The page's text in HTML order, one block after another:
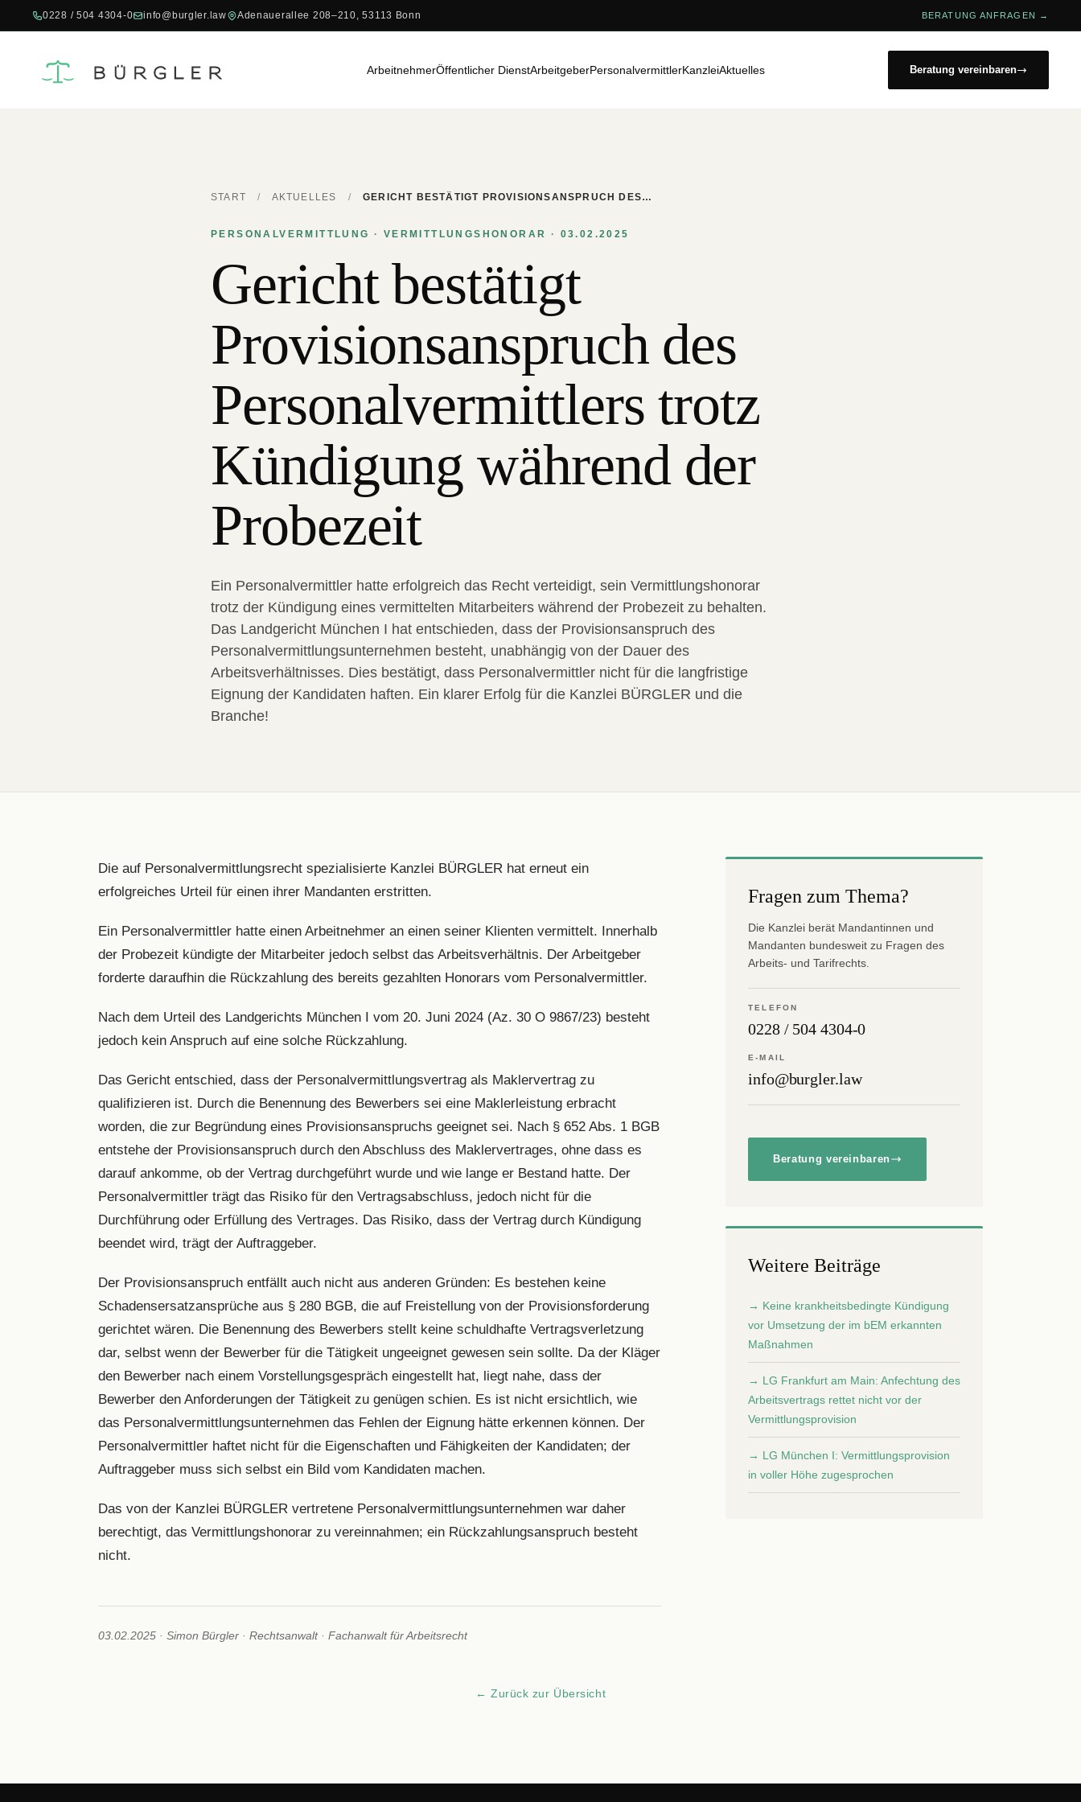
0228 / 504 4304-0 info@burgler.law Adenauerallee 208–210, 53113 Bonn BERATUNG ANFRAGEN →
ArbeitnehmerÖffentlicher DienstArbeitgeberPersonalvermittlerKanzleiAktuelles Beratung vereinbaren
START / AKTUELLES / GERICHT BESTÄTIGT PROVISIONSANSPRUCH DES…
PERSONALVERMITTLUNG · VERMITTLUNGSHONORAR · 03.02.2025
Gericht bestätigt
Provisionsanspruch des
Personalvermittlers trotz
Kündigung während der
Probezeit
Ein Personalvermittler hatte erfolgreich das Recht verteidigt, sein Vermittlungshonorar
trotz der Kündigung eines vermittelten Mitarbeiters während der Probezeit zu behalten.
Das Landgericht München I hat entschieden, dass der Provisionsanspruch des
Personalvermittlungsunternehmen besteht, unabhängig von der Dauer des
Arbeitsverhältnisses. Dies bestätigt, dass Personalvermittler nicht für die langfristige
Eignung der Kandidaten haften. Ein klarer Erfolg für die Kanzlei BÜRGLER und die
Branche!
Die auf Personalvermittlungsrecht spezialisierte Kanzlei BÜRGLER hat erneut ein
erfolgreiches Urteil für einen ihrer Mandanten erstritten.
Ein Personalvermittler hatte einen Arbeitnehmer an einen seiner Klienten vermittelt. Innerhalb
der Probezeit kündigte der Mitarbeiter jedoch selbst das Arbeitsverhältnis. Der Arbeitgeber
forderte daraufhin die Rückzahlung des bereits gezahlten Honorars vom Personalvermittler.
Nach dem Urteil des Landgerichts München I vom 20. Juni 2024 (Az. 30 O 9867/23) besteht
jedoch kein Anspruch auf eine solche Rückzahlung.
Das Gericht entschied, dass der Personalvermittlungsvertrag als Maklervertrag zu
qualifizieren ist. Durch die Benennung des Bewerbers sei eine Maklerleistung erbracht
worden, die zur Begründung eines Provisionsanspruchs geeignet sei. Nach § 652 Abs. 1 BGB
entstehe der Provisionsanspruch durch den Abschluss des Maklervertrages, ohne dass es
darauf ankomme, ob der Vertrag durchgeführt wurde und wie lange er Bestand hatte. Der
Personalvermittler trägt das Risiko für den Vertragsabschluss, jedoch nicht für die
Durchführung oder Erfüllung des Vertrages. Das Risiko, dass der Vertrag durch Kündigung
beendet wird, trägt der Auftraggeber.
Der Provisionsanspruch entfällt auch nicht aus anderen Gründen: Es bestehen keine
Schadensersatzansprüche aus § 280 BGB, die auf Freistellung von der Provisionsforderung
gerichtet wären. Die Benennung des Bewerbers stellt keine schuldhafte Vertragsverletzung
dar, selbst wenn der Bewerber für die Tätigkeit ungeeignet gewesen sein sollte. Da der Kläger
den Bewerber nach einem Vorstellungsgespräch eingestellt hat, liegt nahe, dass der
Bewerber den Anforderungen der Tätigkeit zu genügen schien. Es ist nicht ersichtlich, wie
das Personalvermittlungsunternehmen das Fehlen der Eignung hätte erkennen können. Der
Personalvermittler haftet nicht für die Eigenschaften und Fähigkeiten der Kandidaten; der
Auftraggeber muss sich selbst ein Bild vom Kandidaten machen.
Das von der Kanzlei BÜRGLER vertretene Personalvermittlungsunternehmen war daher
berechtigt, das Vermittlungshonorar zu vereinnahmen; ein Rückzahlungsanspruch besteht
nicht.
03.02.2025 · Simon Bürgler · Rechtsanwalt · Fachanwalt für Arbeitsrecht
Fragen zum Thema?
Die Kanzlei berät Mandantinnen und
Mandanten bundesweit zu Fragen des
Arbeits- und Tarifrechts.
TELEFON
0228 / 504 4304-0
E-MAIL
info@burgler.law
Beratung vereinbaren
Weitere Beiträge
→ Keine krankheitsbedingte Kündigung
vor Umsetzung der im bEM erkannten
Maßnahmen
→ LG Frankfurt am Main: Anfechtung des
Arbeitsvertrags rettet nicht vor der
Vermittlungsprovision
→ LG München I: Vermittlungsprovision
in voller Höhe zugesprochen
← Zurück zur Übersicht